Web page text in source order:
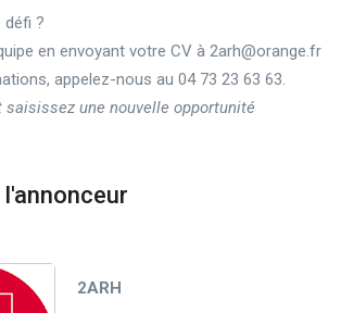
défi ?
en envoyant votre CV à 2arh@orange.fr
appelez-nous au 04 73 23 63 63.
saisissez une nouvelle opportunité
2ARH